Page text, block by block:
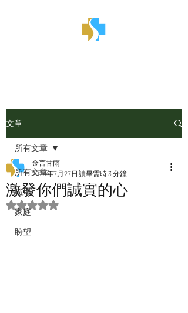
文章
所有文章
職場
家庭
盼望
所有文章
激發你們誠實的心
金言甘雨
2024年7月27日 讀畢需時 3 分鐘
評等為 NaN（最高為 5 顆星）。